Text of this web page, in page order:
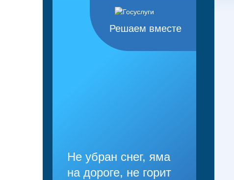
Решаем вместе
Не убран снег, яма
на дороге, не горит